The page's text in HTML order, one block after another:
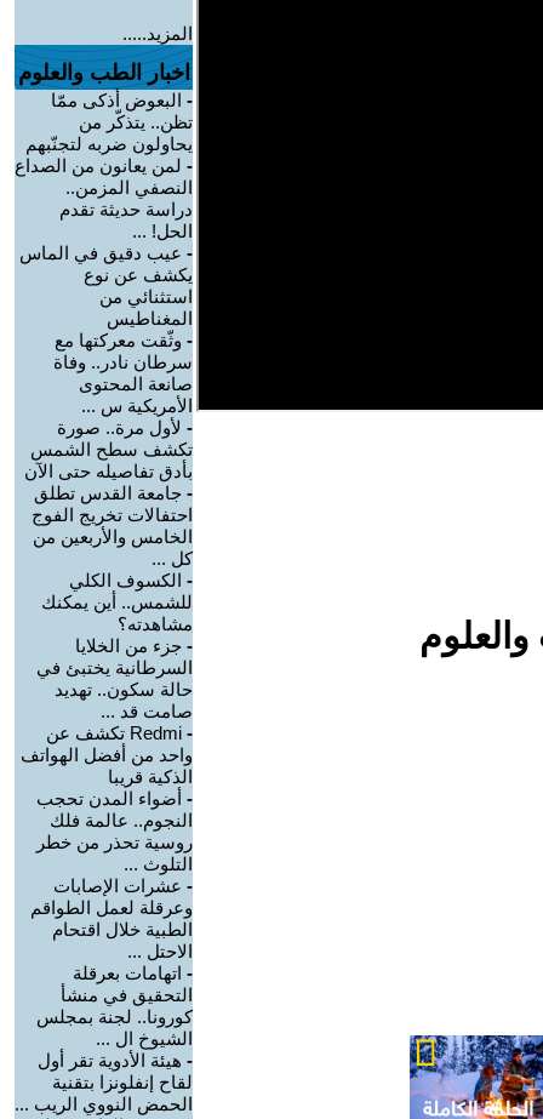
المزيد.....
اخبار الطب والعلوم
- البعوض أذكى ممّا
تظن.. يتذكّر من
يحاولون ضربه لتجنّبهم
- لمن يعانون من الصداع
النصفي المزمن..
دراسة حديثة تقدم
الحل! ...
- عيب دقيق في الماس
يكشف عن نوع
استثنائي من
المغناطيس
- وثّقت معركتها مع
سرطان نادر.. وفاة
صانعة المحتوى
الأمريكية س ...
- لأول مرة.. صورة
تكشف سطح الشمس
بأدق تفاصيله حتى الآن
- جامعة القدس تطلق
احتفالات تخريج الفوج
الخامس والأربعين من
كل ...
- الكسوف الكلي
للشمس.. أين يمكنك
مشاهدته؟
- جزء من الخلايا
السرطانية يختبئ في
حالة سكون.. تهديد
صامت قد ...
-
Redmi تكشف عن
واحد من أفضل الهواتف
الذكية قريبا
- أضواء المدن تحجب
النجوم.. عالمة فلك
روسية تحذر من خطر
التلوث ...
- عشرات الإصابات
وعرقلة لعمل الطواقم
الطبية خلال اقتحام
الاحتل ...
- اتهامات بعرقلة
التحقيق في منشأ
كورونا.. لجنة بمجلس
الشيوخ ال ...
- هيئة الأدوية تقر أول
لقاح إنفلونزا بتقنية
الحمض النووي الريب ...